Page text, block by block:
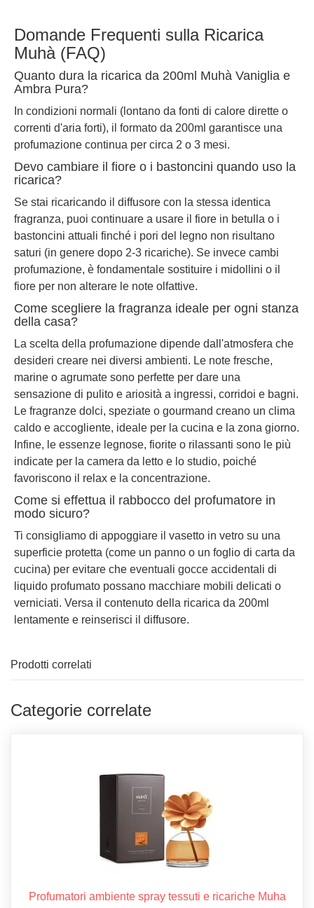
Domande Frequenti sulla Ricarica
Muhà (FAQ)
Quanto dura la ricarica da 200ml Muhà Vaniglia e
Ambra Pura?
In condizioni normali (lontano da fonti di calore dirette o
correnti d'aria forti), il formato da 200ml garantisce una
profumazione continua per circa 2 o 3 mesi.
Devo cambiare il fiore o i bastoncini quando uso la
ricarica?
Se stai ricaricando il diffusore con la stessa identica
fragranza, puoi continuare a usare il fiore in betulla o i
bastoncini attuali finché i pori del legno non risultano
saturi (in genere dopo 2-3 ricariche). Se invece cambi
profumazione, è fondamentale sostituire i midollini o il
fiore per non alterare le note olfattive.
Come scegliere la fragranza ideale per ogni stanza
della casa?
La scelta della profumazione dipende dall'atmosfera che
desideri creare nei diversi ambienti. Le note fresche,
marine o agrumate sono perfette per dare una
sensazione di pulito e ariosità a ingressi, corridoi e bagni.
Le fragranze dolci, speziate o gourmand creano un clima
caldo e accogliente, ideale per la cucina e la zona giorno.
Infine, le essenze legnose, fiorite o rilassanti sono le più
indicate per la camera da letto e lo studio, poiché
favoriscono il relax e la concentrazione.
Come si effettua il rabbocco del profumatore in
modo sicuro?
Ti consigliamo di appoggiare il vasetto in vetro su una
superficie protetta (come un panno o un foglio di carta da
cucina) per evitare che eventuali gocce accidentali di
liquido profumato possano macchiare mobili delicati o
verniciati. Versa il contenuto della ricarica da 200ml
lentamente e reinserisci il diffusore.
Prodotti correlati
Categorie correlate
Profumatori ambiente spray tessuti e ricariche Muha